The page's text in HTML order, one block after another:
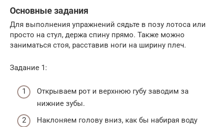
Основные задания
Для выполнения упражнений сядьте в позу лотоса или
просто на стул, держа спину прямо. Также можно
заниматься стоя, расставив ноги на ширину плеч.
Задание 1:
Открываем рот и верхнюю губу заводим за
нижние зубы.
Наклоняем голову вниз, как бы набирая воду